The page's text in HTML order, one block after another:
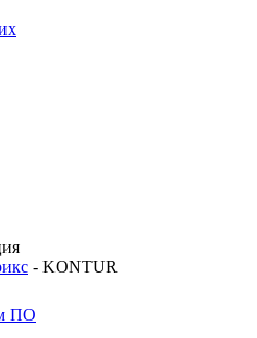
- KONTUR
ПО